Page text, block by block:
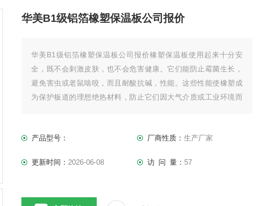
华美B1级铝箔橡塑保温板公司报价
华美B1级铝箔橡塑保温板公司报价橡塑保温板使用起来十分安
全，既不会刺激皮肤，也不会危害健康。它们能防止霉菌生长，
避免害虫或老鼠啮咬，而且耐酸抗碱，性能。这些性能使橡塑成
为保护板道的理想绝热材料，防止它们因大气介质或工业环境而
产品型号：
厂商性质： 生产厂家
更新时间： 2026-06-08 访 问 量： 57